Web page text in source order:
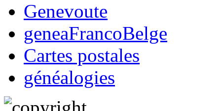
Genevoute
geneaFrancoBelge
Cartes postales
généalogies